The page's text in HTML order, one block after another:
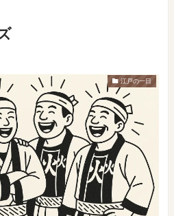
江戸の一日